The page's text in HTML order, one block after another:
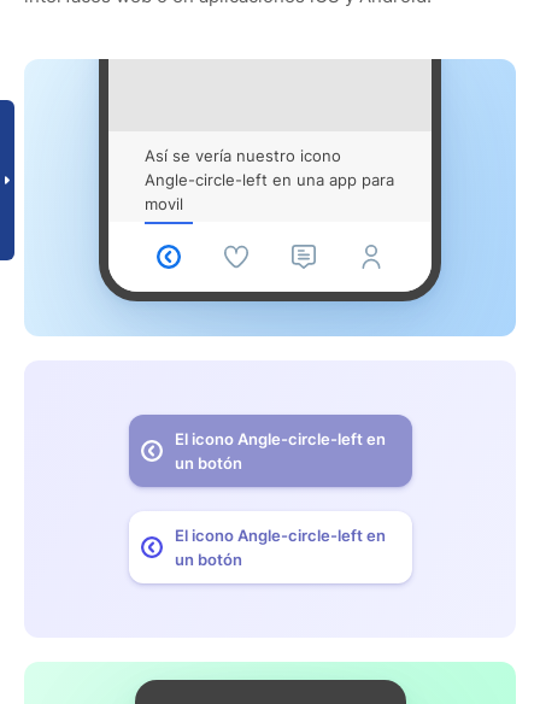
Así se vería nuestro icono
Angle-circle-left en una app para
movil
El icono Angle-circle-left en
un botón
El icono Angle-circle-left en
un botón